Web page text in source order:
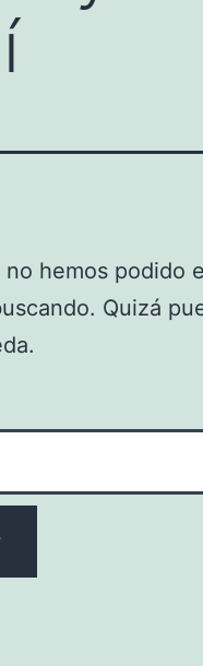
no hemos podido
Quizá